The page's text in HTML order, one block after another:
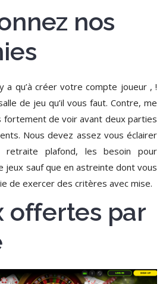
nos
a qu’à créer votre compte joueur , !
de jeu qu’il vous faut. Contre, me
fortement de voir avant deux parties
Nous devez assez vous éclairer
plafond, les besoin pour
jeux sauf que en astreinte dont vous
de exercer des critères avec mise.
offertes par